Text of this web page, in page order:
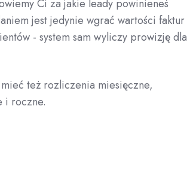
Ci za jakie leady powinieneś
jest jedynie wgrać wartości faktur
- system sam wyliczy prowizję dla
też rozliczenia miesięczne,
i roczne.